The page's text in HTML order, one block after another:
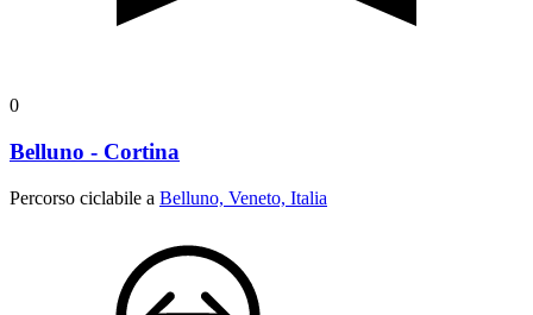
0
Belluno - Cortina
Percorso ciclabile a Belluno, Veneto, Italia